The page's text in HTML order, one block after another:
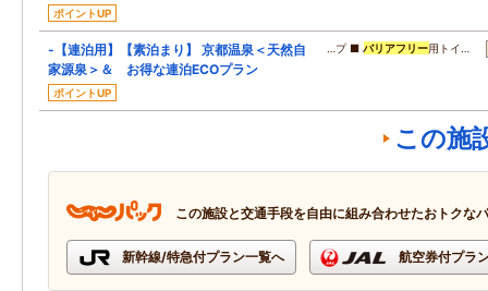
ポイントUP
-【連泊用】【素泊まり】 京都温泉＜天然自
家源泉＞＆ お得な連泊ECOプラン
ポイントUP
…プ ■バリアフリー用トイ…
この施
この施設と交通手段を自由に組み合わせたおトクな
新幹線/特急付プラン一覧へ 航空券付プラ